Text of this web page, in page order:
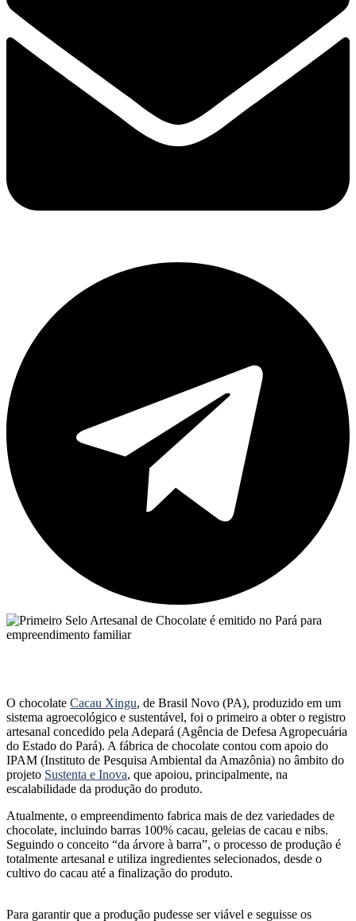
O chocolate Cacau Xingu, de Brasil Novo (PA), produzido em um
sistema agroecológico e sustentável, foi o primeiro a obter o registro
artesanal concedido pela Adepará (Agência de Defesa Agropecuária
do Estado do Pará). A fábrica de chocolate contou com apoio do
IPAM (Instituto de Pesquisa Ambiental da Amazônia) no âmbito do
projeto Sustenta e Inova, que apoiou, principalmente, na
escalabilidade da produção do produto.
Atualmente, o empreendimento fabrica mais de dez variedades de
chocolate, incluindo barras 100% cacau, geleias de cacau e nibs.
Seguindo o conceito “da árvore à barra”, o processo de produção é
totalmente artesanal e utiliza ingredientes selecionados, desde o
cultivo do cacau até a finalização do produto.
Para garantir que a produção pudesse ser viável e seguisse os